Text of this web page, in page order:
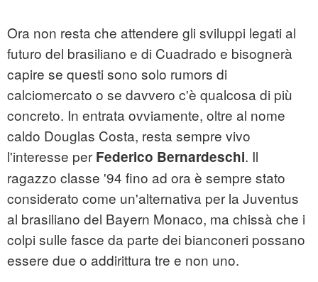
Ora non resta che attendere gli sviluppi legati al
futuro del brasiliano e di Cuadrado e bisognerà
capire se questi sono solo rumors di
calciomercato o se davvero c'è qualcosa di più
concreto. In entrata ovviamente, oltre al nome
caldo Douglas Costa, resta sempre vivo
l'interesse per Federico Bernardeschi. Il
ragazzo classe '94 fino ad ora è sempre stato
considerato come un'alternativa per la Juventus
al brasiliano del Bayern Monaco, ma chissà che i
colpi sulle fasce da parte dei bianconeri possano
essere due o addirittura tre e non uno.